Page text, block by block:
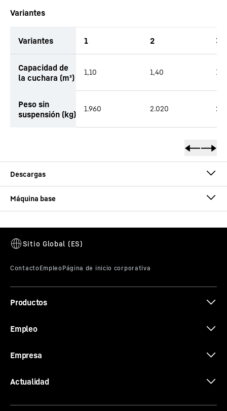
Variantes
Variantes 1 2 3
Capacidad de
la cuchara (m³)
1,10 1,40
Peso sin
suspensión (kg)
1.960 2.020
Catálogo Pulpos
Brochure Quick Coupling Systems
Generación- 6
Peso operativo-67.300 - 72.600 kg
Maxima potencia del sistema-334 kW
Nivel de emisión
Ver países
Productos
Empleo
Empresa
Actualidad